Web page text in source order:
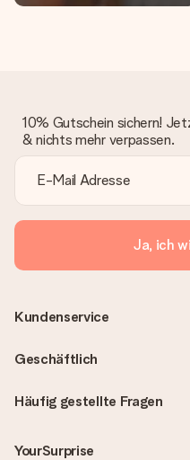
10% Gutschein sichern!
& nichts mehr verpassen.
Ja, ich
Häufig gestellte Fragen
YourSurprise
Kundenservice
Geschäftlich